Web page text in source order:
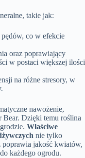
takie jak:
co w efekcie
oraz poprawiający
w postaci większej ilości
na różne stresory, w
nawożenie,
Bear. Dzięki temu roślina
Właściwe
nie tylko
jakość kwiatów,
każdego ogrodu.